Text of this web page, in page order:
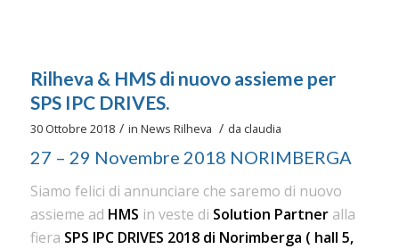
Rilheva & HMS di nuovo assieme per
SPS IPC DRIVES.
30 Ottobre 2018 / in News Rilheva / da claudia
27 – 29 Novembre 2018 NORIMBERGA
Siamo felici di annunciare che saremo di nuovo
assieme ad HMS in veste di Solution Partneralla
fiera SPS IPC DRIVES 2018 di Norimberga ( hall 5,